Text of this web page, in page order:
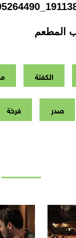
المطعم
الكفتة
صدر فرخة